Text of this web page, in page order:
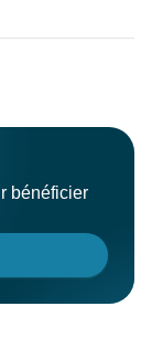
bénéficier